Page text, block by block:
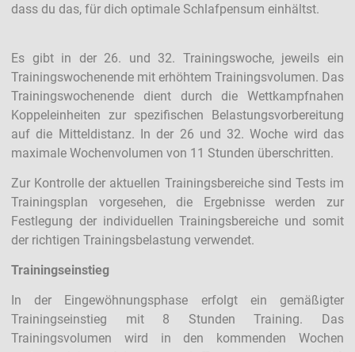
dass du das, für dich optimale Schlafpensum einhältst.
Es gibt in der 26. und 32. Trainingswoche, jeweils ein
Trainingswochenende mit erhöhtem Trainingsvolumen. Das
Trainingswochenende dient durch die Wettkampfnahen
Koppeleinheiten zur spezifischen Belastungsvorbereitung
auf die Mitteldistanz. In der 26 und 32. Woche wird das
maximale Wochenvolumen von 11 Stunden überschritten.
Zur Kontrolle der aktuellen Trainingsbereiche sind Tests im
Trainingsplan vorgesehen, die Ergebnisse werden zur
Festlegung der individuellen Trainingsbereiche und somit
der richtigen Trainingsbelastung verwendet.
Trainingseinstieg
In der Eingewöhnungsphase erfolgt ein gemäßigter
Trainingseinstieg mit 8 Stunden Training. Das
Trainingsvolumen wird in den kommenden Wochen